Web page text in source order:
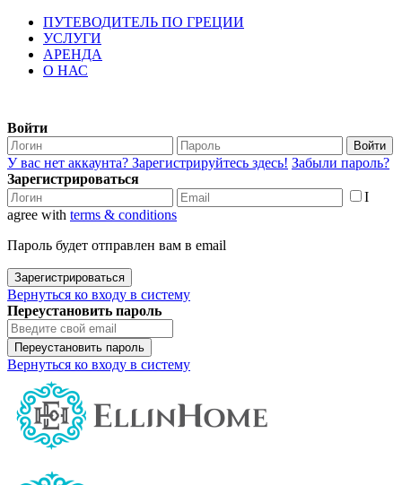
ПУТЕВОДИТЕЛЬ ПО ГРЕЦИИ
УСЛУГИ
АРЕНДА
О НАС
Войти
Войти
У вас нет аккаунта? Зарегистрируйтесь здесь! Забыли пароль?
Зарегистрироваться
I
agree with terms & conditions
Пароль будет отправлен вам в email
Зарегистрироваться
Вернуться ко входу в систему
Переустановить пароль
Переустановить пароль
Вернуться ко входу в систему